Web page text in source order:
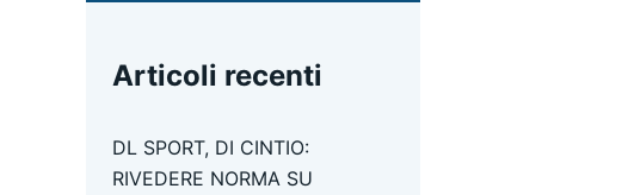
Articoli recenti
DL SPORT, DI CINTIO:
RIVEDERE NORMA SU